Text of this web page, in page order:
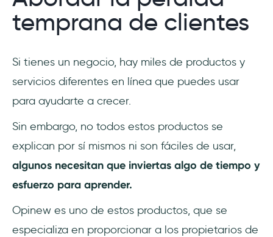
temprana de clientes
Si tienes un negocio, hay miles de productos y
servicios diferentes en línea que puedes usar
para ayudarte a crecer.
Sin embargo, no todos estos productos se
explican por sí mismos ni son fáciles de usar,
algunos necesitan que inviertas algo de tiempo y
esfuerzo para aprender.
Opinew es uno de estos productos, que se
especializa en proporcionar a los propietarios de